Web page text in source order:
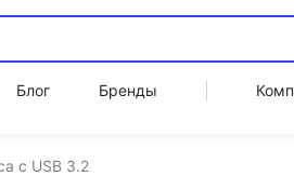
Блог Бренды
с USB 3.2